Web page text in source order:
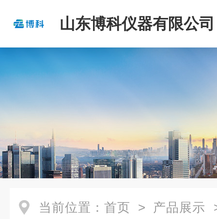
山东博科仪器有限公司
当前位置： 首页 > 产品展示